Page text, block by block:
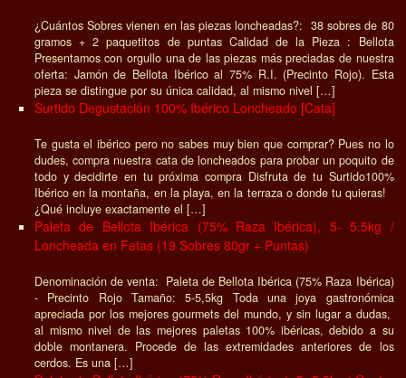
¿Cuántos Sobres vienen en las piezas loncheadas?: 38 sobres de 80
gramos + 2 paquetitos de puntas Calidad de la Pieza : Bellota
Presentamos con orgullo una de las piezas más preciadas de nuestra
oferta: Jamón de Bellota Ibérico al 75% R.I. (Precinto Rojo). Esta
pieza se distingue por su única calidad, al mismo nivel […]
Surtido Degustación 100% Ibérico Loncheado [Cata]
Te gusta el ibérico pero no sabes muy bien que comprar? Pues no lo
dudes, compra nuestra cata de loncheados para probar un poquito de
todo y decidirte en tu próxima compra Disfruta de tu Surtido100%
Ibérico en la montaña, en la playa, en la terraza o donde tu quieras!
¿Qué incluye exactamente el […]
Paleta de Bellota Ibérica (75% Raza Ibérica), 5- 5.5kg /
Loncheada en Fetas (19 Sobres 80gr + Puntas)
Denominación de venta: Paleta de Bellota Ibérica (75% Raza Ibérica)
- Precinto Rojo Tamaño: 5-5,5kg Toda una joya gastronómica
apreciada por los mejores gourmets del mundo, y sin lugar a dudas,
al mismo nivel de las mejores paletas 100% ibéricas, debido a su
doble montanera. Procede de las extremidades anteriores de los
cerdos. Es una […]